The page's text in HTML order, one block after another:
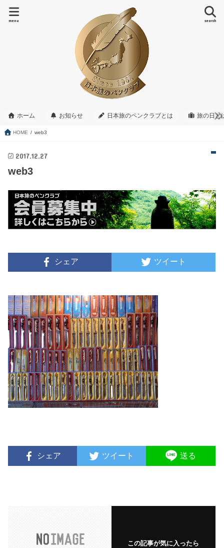
search
menu
ホーム お知らせ 日本旅のペンクラブとは 旅の日と
HOME web3
2017.12.27
web3
シェア ツイート
シェア ツイート 送る
この記事が気に入ったら